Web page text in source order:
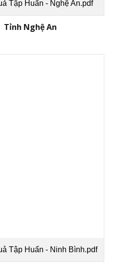
Tập Huấn - Nghệ An.pdf
Tỉnh Nghệ An
Tập Huấn - Ninh Bình.pdf